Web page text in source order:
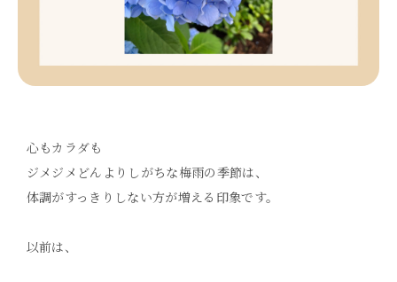
心もカラダも
ジメジメどんよりしがちな梅雨の季節は、
体調がすっきりしない方が増える印象です。
以前は、